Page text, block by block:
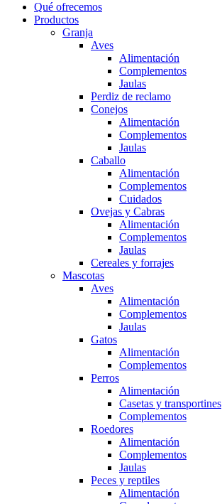
Qué ofrecemos
Productos
Granja
Aves
Alimentación
Complementos
Jaulas
Perdiz de reclamo
Conejos
Alimentación
Complementos
Jaulas
Caballo
Alimentación
Complementos
Cuidados
Ovejas y Cabras
Alimentación
Complementos
Jaulas
Cereales y forrajes
Mascotas
Aves
Alimentación
Complementos
Jaulas
Gatos
Alimentación
Complementos
Perros
Alimentación
Casetas y transportines
Complementos
Roedores
Alimentación
Complementos
Jaulas
Peces y reptiles
Alimentación